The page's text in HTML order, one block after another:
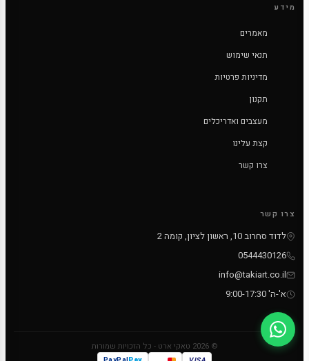
מידע
מאמרים
תנאי שימוש
מדיניות פרטיות
תקנון
מעצבים ואדריכלים
קצת עלינו
צרו קשר
צרו קשר
לדוד סחרוב 10, ראשון לציון, קומה 2
0544430126
info@takiart.co.il
א'-ה' 9:00-17:30
© 2026 טאקי ארט - כל הזכויות שמורות